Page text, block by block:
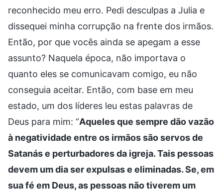
reconhecido meu erro. Pedi desculpas a Julia e
dissequei minha corrupção na frente dos irmãos.
Então, por que vocês ainda se apegam a esse
assunto? Naquela época, não importava o
quanto eles se comunicavam comigo, eu não
conseguia aceitar. Então, com base em meu
estado, um dos líderes leu estas palavras de
Deus para mim: “Aqueles que sempre dão vazão
à negatividade entre os irmãos são servos de
Satanás e perturbadores da igreja. Tais pessoas
devem um dia ser expulsas e eliminadas. Se, em
sua fé em Deus, as pessoas não tiverem um